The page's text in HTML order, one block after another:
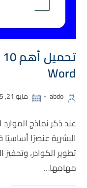
Word
abdo مايو 21, 2025
البشرية عنصرًا
تطوير الكوادر، وتحفيز
مهامها…